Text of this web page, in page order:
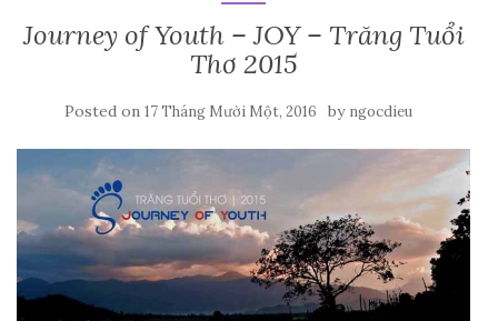
Journey of Youth – JOY – Trăng Tuổi
Thơ 2015
Posted on 17 Tháng Mười Một, 2016 by ngocdieu